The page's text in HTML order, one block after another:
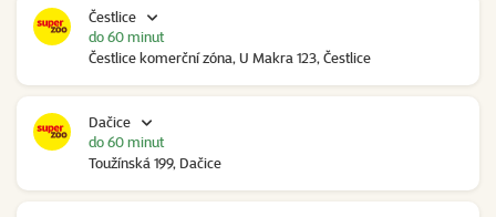
Čestlice
Čestlice komerční zóna, U Makra 123, Čestlice
do 60 minut
Dačice
Toužínská 199, Dačice
do 60 minut